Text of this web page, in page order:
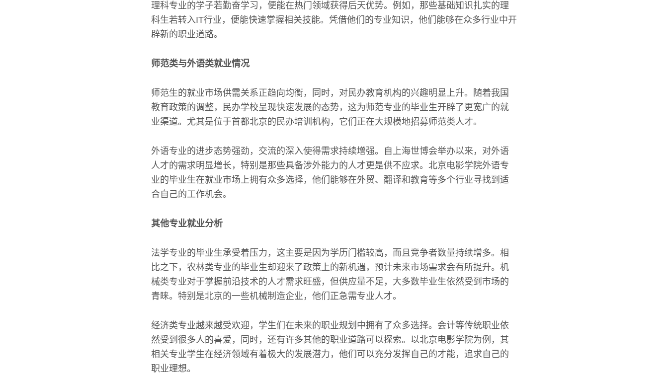
理科专业的学子若勤奋学习，便能在热门领域获得后天优势。例如，那些基础知识扎实的理
科生若转入IT行业，便能快速掌握相关技能。凭借他们的专业知识，他们能够在众多行业中开
辟新的职业道路。
师范类与外语类就业情况
师范生的就业市场供需关系正趋向均衡，同时，对民办教育机构的兴趣明显上升。随着我国
教育政策的调整，民办学校呈现快速发展的态势，这为师范专业的毕业生开辟了更宽广的就
业渠道。尤其是位于首都北京的民办培训机构，它们正在大规模地招募师范类人才。
外语专业的进步态势强劲，交流的深入使得需求持续增强。自上海世博会举办以来，对外语
人才的需求明显增长，特别是那些具备涉外能力的人才更是供不应求。北京电影学院外语专
业的毕业生在就业市场上拥有众多选择，他们能够在外贸、翻译和教育等多个行业寻找到适
合自己的工作机会。
其他专业就业分析
法学专业的毕业生承受着压力，这主要是因为学历门槛较高，而且竞争者数量持续增多。相
比之下，农林类专业的毕业生却迎来了政策上的新机遇，预计未来市场需求会有所提升。机
械类专业对于掌握前沿技术的人才需求旺盛，但供应量不足，大多数毕业生依然受到市场的
青睐。特别是北京的一些机械制造企业，他们正急需专业人才。
经济类专业越来越受欢迎，学生们在未来的职业规划中拥有了众多选择。会计等传统职业依
然受到很多人的喜爱，同时，还有许多其他的职业道路可以探索。以北京电影学院为例，其
相关专业学生在经济领域有着极大的发展潜力，他们可以充分发挥自己的才能，追求自己的
职业理想。